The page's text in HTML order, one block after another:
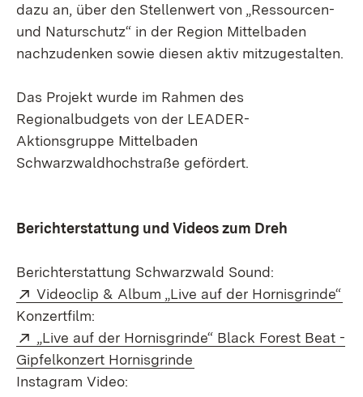
dazu an, über den Stellenwert von „Ressourcen-
und Naturschutz“ in der Region Mittelbaden
nachzudenken sowie diesen aktiv mitzugestalten.
Das Projekt wurde im Rahmen des
Regionalbudgets von der LEADER-
Aktionsgruppe Mittelbaden
Schwarzwaldhochstraße gefördert.
Berichterstattung und Videos zum Dreh
Berichterstattung Schwarzwald Sound:
Extern:
Videoclip & Album „Live auf der Hornisgrinde“
Konzertfilm:
Extern:
„Live auf der Hornisgrinde“ Black Forest Beat -
Gipfelkonzert Hornisgrinde
Instagram Video: